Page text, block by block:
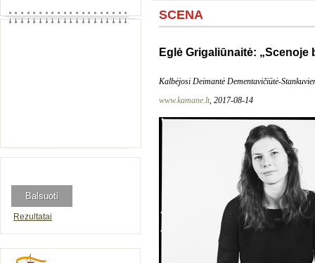
Rezultatai
SCENA
Eglė Grigaliūnaitė:
Kalbėjosi Deimantė Dementavičiūtė-
www.kamane.lt, 2017-08-14